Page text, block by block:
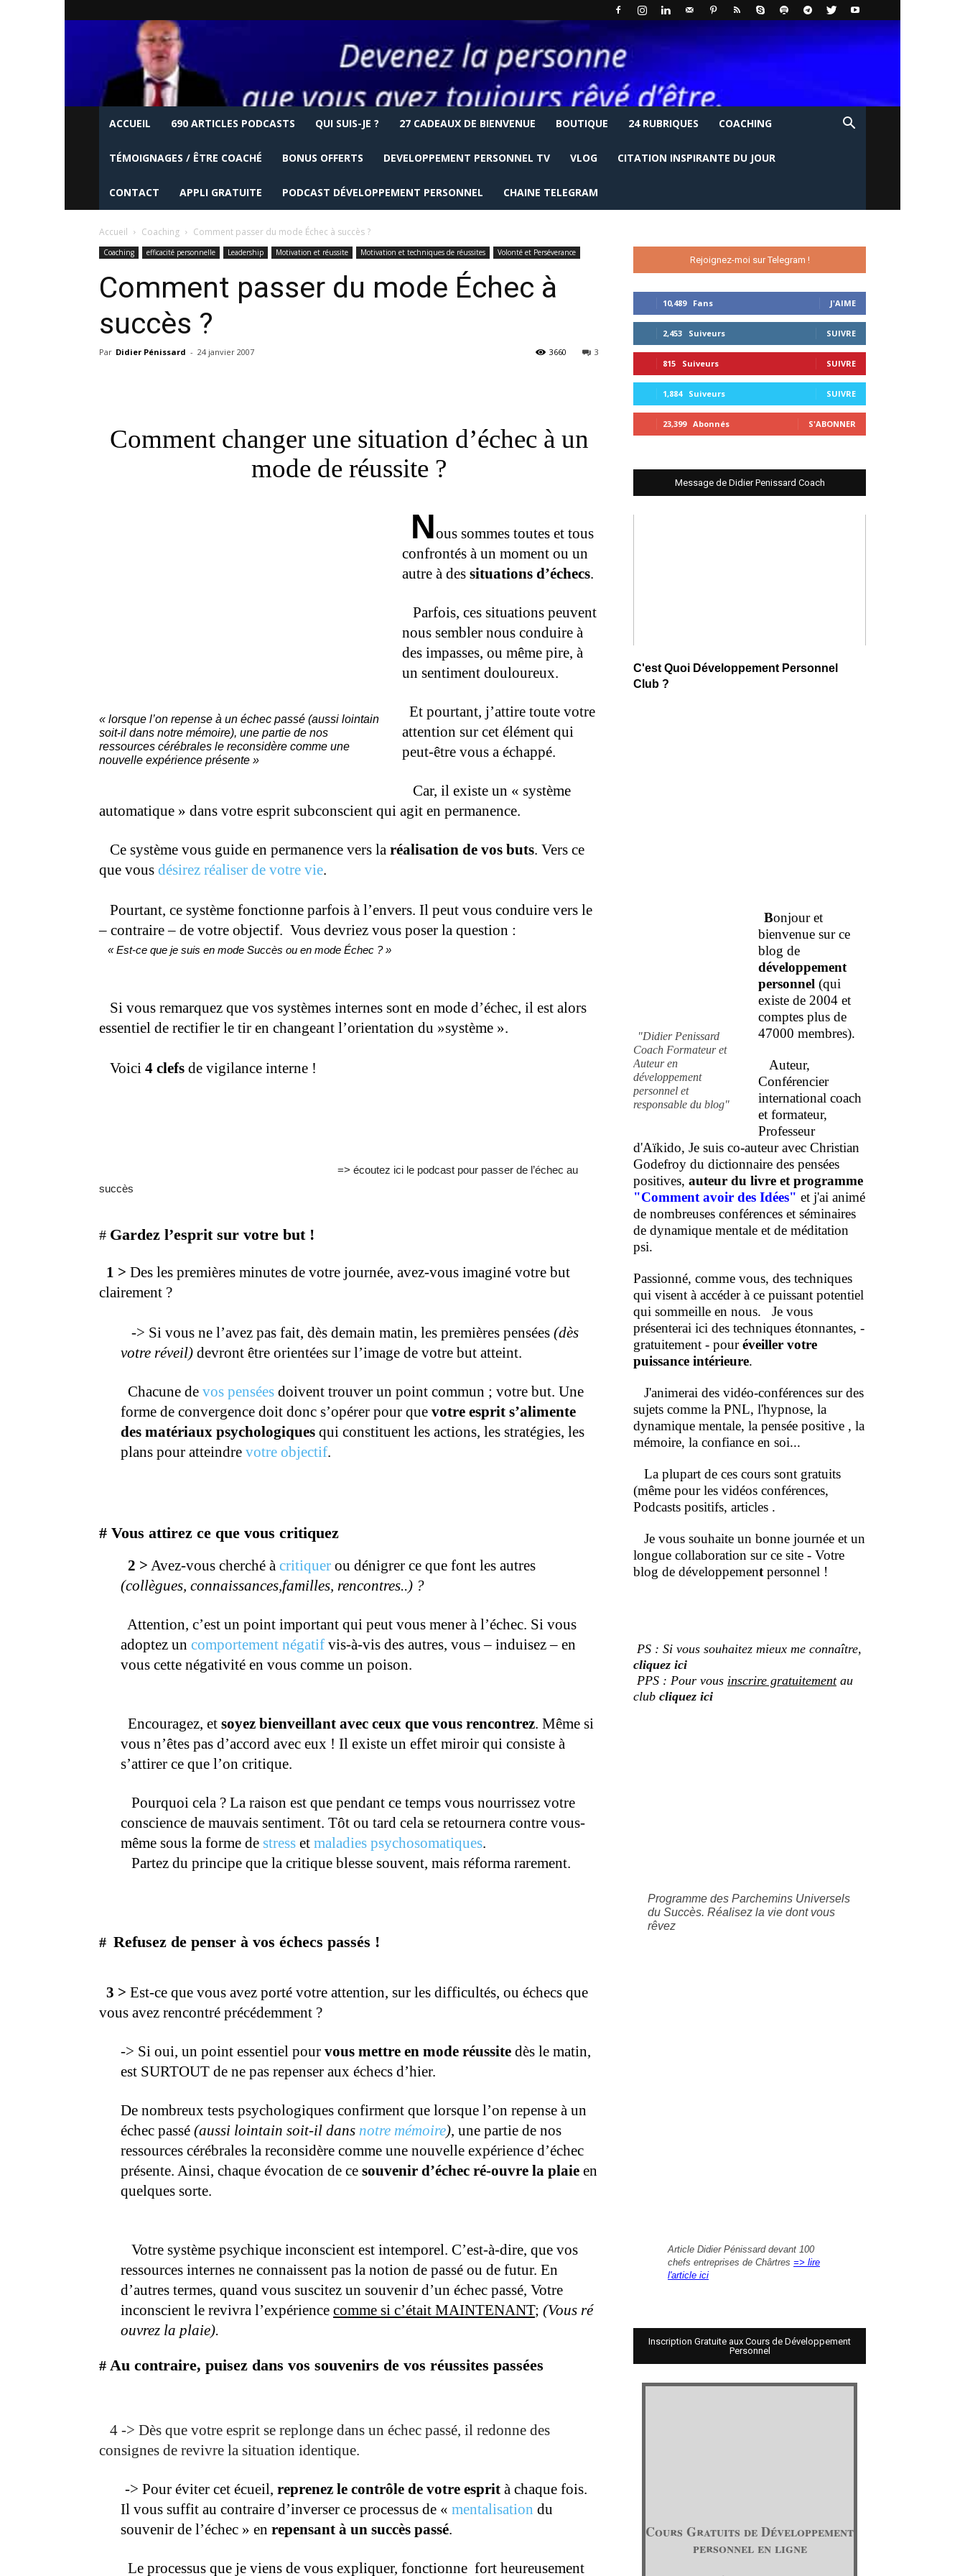
ACCUEIL 690 ARTICLES PODCASTS QUI SUIS-JE ? 27 CADEAUX DE BIENVENUE BOUTIQUE 24 RUBRIQUES COACHING
TÉMOIGNAGES / ÊTRE COACHÉ BONUS OFFERTS DEVELOPPEMENT PERSONNEL TV VLOG CITATION INSPIRANTE DU JOUR
CONTACT APPLI GRATUITE PODCAST DÉVELOPPEMENT PERSONNEL CHAINE TELEGRAM
Accueil Coaching Comment passer du mode Échec à succès ?
Coaching efficacité personnelle Leadership Motivation et réussite Motivation et techniques de réussites Volonté et Perséverance
Comment passer du mode Échec à
succès ?
Par Didier Pénissard - 24 janvier 2007 3
3660
Comment changer une situation d’échec à un
mode de réussite ?
« lorsque l’on repense à un échec passé (aussi lointain
soit-il dans notre mémoire), une partie de nos
ressources cérébrales le reconsidère comme une
nouvelle expérience présente »
Nous sommes toutes et tous
confrontés à un moment ou un
autre à des situations d’échecs.
Parfois, ces situations peuvent
nous sembler nous conduire à
des impasses, ou même pire, à
un sentiment douloureux.
Et pourtant, j’attire toute votre
attention sur cet élément qui
peut-être vous a échappé.
Car, il existe un « système
automatique » dans votre esprit subconscient qui agit en permanence.
Ce système vous guide en permanence vers la réalisation de vos buts. Vers ce
que vous désirez réaliser de votre vie.
Pourtant, ce système fonctionne parfois à l’envers. Il peut vous conduire vers le
– contraire – de votre objectif. Vous devriez vous poser la question :
« Est-ce que je suis en mode Succès ou en mode Échec ? »
Si vous remarquez que vos systèmes internes sont en mode d’échec, il est alors
essentiel de rectifier le tir en changeant l’orientation du »système ».
Voici 4 clefs de vigilance interne !
=> écoutez ici le podcast pour passer de l’échec au
succès
# Gardez l’esprit sur votre but !
1 > Des les premières minutes de votre journée, avez-vous imaginé votre but
clairement ?
-> Si vous ne l’avez pas fait, dès demain matin, les premières pensées (dès
votre réveil) devront être orientées sur l’image de votre but atteint.
Chacune de vos pensées doivent trouver un point commun ; votre but. Une
forme de convergence doit donc s’opérer pour que votre esprit s’alimente
des matériaux psychologiques qui constituent les actions, les stratégies, les
plans pour atteindre votre objectif.
# Vous attirez ce que vous critiquez
2 > Avez-vous cherché à critiquer ou dénigrer ce que font les autres
(collègues, connaissances,familles, rencontres..) ?
Attention, c’est un point important qui peut vous mener à l’échec. Si vous
adoptez un comportement négatif vis-à-vis des autres, vous – induisez – en
vous cette négativité en vous comme un poison.
Encouragez, et soyez bienveillant avec ceux que vous rencontrez. Même si
vous n’êtes pas d’accord avec eux ! Il existe un effet miroir qui consiste à
s’attirer ce que l’on critique.
Pourquoi cela ? La raison est que pendant ce temps vous nourrissez votre
conscience de mauvais sentiment. Tôt ou tard cela se retournera contre vous-
même sous la forme de stress et maladies psychosomatiques.
Partez du principe que la critique blesse souvent, mais réforma rarement.
# Refusez de penser à vos échecs passés !
3 > Est-ce que vous avez porté votre attention, sur les difficultés, ou échecs que
vous avez rencontré précédemment ?
-> Si oui, un point essentiel pour vous mettre en mode réussite dès le matin,
est SURTOUT de ne pas repenser aux échecs d’hier.
De nombreux tests psychologiques confirment que lorsque l’on repense à un
échec passé (aussi lointain soit-il dans notre mémoire), une partie de nos
ressources cérébrales la reconsidère comme une nouvelle expérience d’échec
présente. Ainsi, chaque évocation de ce souvenir d’échec ré-ouvre la plaie en
quelques sorte.
Votre système psychique inconscient est intemporel. C’est-à-dire, que vos
ressources internes ne connaissent pas la notion de passé ou de futur. En
d’autres termes, quand vous suscitez un souvenir d’un échec passé, Votre
inconscient le revivra l’expérience comme si c’était MAINTENANT; (Vous ré
ouvrez la plaie).
# Au contraire, puisez dans vos souvenirs de vos réussites passées
4 -> Dès que votre esprit se replonge dans un échec passé, il redonne des
consignes de revivre la situation identique.
-> Pour éviter cet écueil, reprenez le contrôle de votre esprit à chaque fois.
Il vous suffit au contraire d’inverser ce processus de « mentalisation du
souvenir de l’échec » en repensant à un succès passé.
Le processus que je viens de vous expliquer, fonctionne fort heureusement
Rejoignez-moi sur Telegram !
10,489 Fans J'AIME
2,453 Suiveurs SUIVRE
815 Suiveurs SUIVRE
1,884 Suiveurs SUIVRE
23,399 Abonnés S'ABONNER
Message de Didier Penissard Coach
C'est Quoi Développement Personnel
Club ?
"Didier Penissard
Coach Formateur et
Auteur en
développement
personnel et
responsable du blog"
Bonjour et
bienvenue sur ce
blog de
développement
personnel (qui
existe de 2004 et
comptes plus de
47000 membres).
Auteur,
Conférencier
international coach
et formateur,
Professeur
d'Aïkido, Je suis co-auteur avec Christian
Godefroy du dictionnaire des pensées
positives, auteur du livre et programme
"Comment avoir des Idées" et j'ai animé
de nombreuses conférences et séminaires
de dynamique mentale et de méditation
psi.
Passionné, comme vous, des techniques
qui visent à accéder à ce puissant potentiel
qui sommeille en nous. Je vous
présenterai ici des techniques étonnantes, -
gratuitement - pouréveiller votre
puissance intérieure.
J'animerai des vidéo-conférences sur des
sujets comme la PNL, l'hypnose, la
dynamique mentale, la pensée positive , la
mémoire, la confiance en soi...
La plupart de ces cours sont gratuits
(même pour les vidéos conférences,
Podcasts positifs, articles .
Je vous souhaite un bonne journée et un
longue collaboration sur ce site - Votre
blog de développement personnel !
PS : Si vous souhaitez mieux me connaître,
cliquez ici
PPS : Pour vous inscrire gratuitementau
club cliquez ici
Programme des Parchemins Universels
du Succès. Réalisez la vie dont vous
rêvez
Article Didier Pénissard devant 100
chefs entreprises de Chârtres => lire
l'article ici
Inscription Gratuite aux Cours de Développement
Personnel
Cours Gratuits de Développement
personnel en ligne